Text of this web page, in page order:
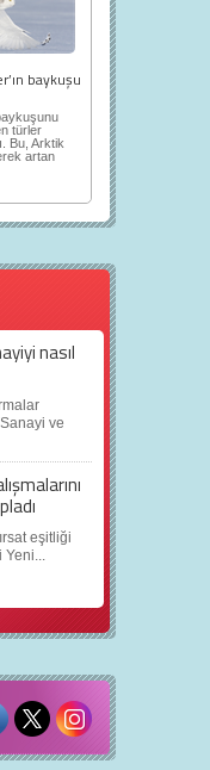
baykuşu
türler
Bu, Arktik
artan
nasıl
ve
eşitliği
Yeni...